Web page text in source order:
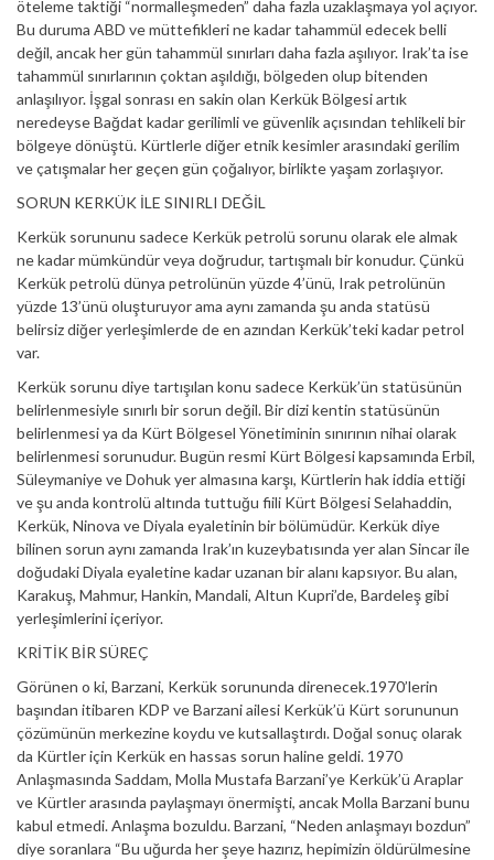
öteleme taktiği “normalleşmeden” daha fazla uzaklaşmaya yol açıyor.
Bu duruma ABD ve müttefikleri ne kadar tahammül edecek belli
değil, ancak her gün tahammül sınırları daha fazla aşılıyor. Irak’ta ise
tahammül sınırlarının çoktan aşıldığı, bölgeden olup bitenden
anlaşılıyor. İşgal sonrası en sakin olan Kerkük Bölgesi artık
neredeyse Bağdat kadar gerilimli ve güvenlik açısından tehlikeli bir
bölgeye dönüştü. Kürtlerle diğer etnik kesimler arasındaki gerilim
ve çatışmalar her geçen gün çoğalıyor, birlikte yaşam zorlaşıyor.
SORUN KERKÜK İLE SINIRLI DEĞİL
Kerkük sorununu sadece Kerkük petrolü sorunu olarak ele almak
ne kadar mümkündür veya doğrudur, tartışmalı bir konudur. Çünkü
Kerkük petrolü dünya petrolünün yüzde 4’ünü, Irak petrolünün
yüzde 13’ünü oluşturuyor ama aynı zamanda şu anda statüsü
belirsiz diğer yerleşimlerde de en azından Kerkük’teki kadar petrol
var.
Kerkük sorunu diye tartışılan konu sadece Kerkük’ün statüsünün
belirlenmesiyle sınırlı bir sorun değil. Bir dizi kentin statüsünün
belirlenmesi ya da Kürt Bölgesel Yönetiminin sınırının nihai olarak
belirlenmesi sorunudur. Bugün resmi Kürt Bölgesi kapsamında Erbil,
Süleymaniye ve Dohuk yer almasına karşı, Kürtlerin hak iddia ettiği
ve şu anda kontrolü altında tuttuğu fiili Kürt Bölgesi Selahaddin,
Kerkük, Ninova ve Diyala eyaletinin bir bölümüdür. Kerkük diye
bilinen sorun aynı zamanda Irak’ın kuzeybatısında yer alan Sincar ile
doğudaki Diyala eyaletine kadar uzanan bir alanı kapsıyor. Bu alan,
Karakuş, Mahmur, Hankin, Mandali, Altun Kupri’de, Bardeleş gibi
yerleşimlerini içeriyor.
KRİTİK BİR SÜREÇ
Görünen o ki, Barzani, Kerkük sorununda direnecek.1970’lerin
başından itibaren KDP ve Barzani ailesi Kerkük’ü Kürt sorununun
çözümünün merkezine koydu ve kutsallaştırdı. Doğal sonuç olarak
da Kürtler için Kerkük en hassas sorun haline geldi. 1970
Anlaşmasında Saddam, Molla Mustafa Barzani’ye Kerkük’ü Araplar
ve Kürtler arasında paylaşmayı önermişti, ancak Molla Barzani bunu
kabul etmedi. Anlaşma bozuldu. Barzani, “Neden anlaşmayı bozdun”
diye soranlara “Bu uğurda her şeye hazırız, hepimizin öldürülmesine